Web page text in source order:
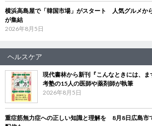
横浜高島屋で「韓国市場」がスタート 人気グルメか
が集結
2026年8月5日
ヘルスケア
現代書林から新刊『こんなときには、
考塾の15人の医師や薬剤師が執筆
2026年8月5日
重症筋無力症への正しい知識と理解を 8月8日広島市